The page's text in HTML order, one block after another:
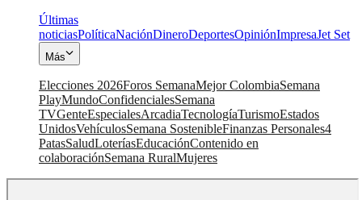
Últimas
noticiasPolíticaNaciónDineroDeportesOpiniónImpresaJet Set
Más
Elecciones 2026Foros SemanaMejor ColombiaSemana
PlayMundoConfidencialesSemana
TVGenteEspecialesArcadiaTecnologíaTurismoEstados
UnidosVehículosSemana SostenibleFinanzas Personales4
PatasSaludLoteríasEducaciónContenido en
colaboraciónSemana RuralMujeres